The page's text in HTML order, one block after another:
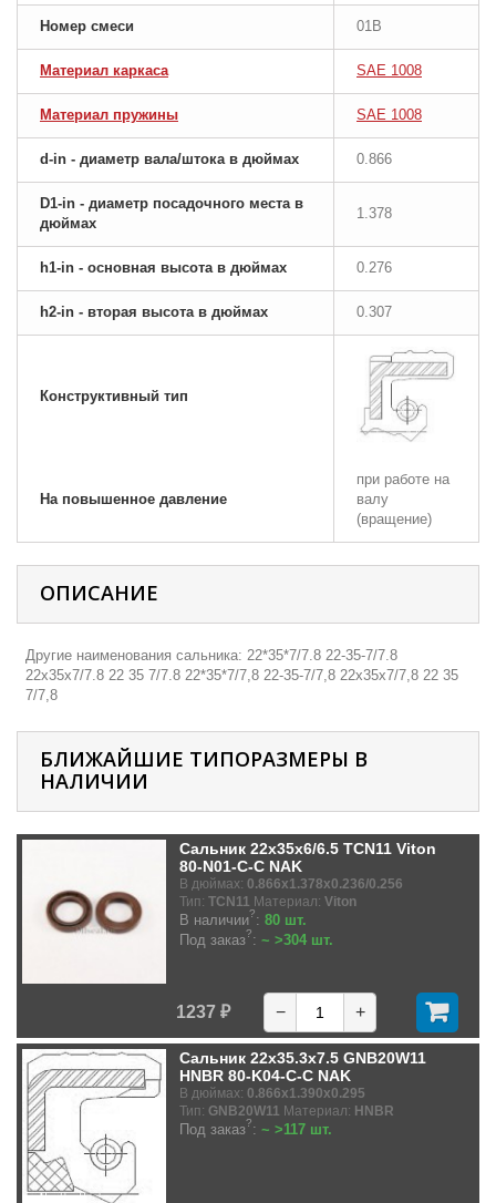
Номер смеси 01B
Материал каркаса SAE 1008
Материал пружины SAE 1008
d-in - диаметр вала/штока в дюймах 0.866
D1-in - диаметр посадочного места в
дюймах
1.378
h1-in - основная высота в дюймах 0.276
h2-in - вторая высота в дюймах 0.307
Конструктивный тип
На повышенное давление
при работе на
валу
(вращение)
ОПИСАНИЕ
Другие наименования сальника: 22*35*7/7.8 22-35-7/7.8
22х35х7/7.8 22 35 7/7.8 22*35*7/7,8 22-35-7/7,8 22х35х7/7,8 22 35
7/7,8
БЛИЖАЙШИЕ ТИПОРАЗМЕРЫ В
НАЛИЧИИ
Сальник 22x35x6/6.5 TCN11 Viton
80-N01-C-C NAK
В дюймах: 0.866x1.378x0.236/0.256
Тип: TCN11 Материал: Viton
В наличии?: 80 шт.
Под заказ?: ~ >304 шт.
1237 ₽ − +
Сальник 22x35.3x7.5 GNB20W11
HNBR 80-K04-C-C NAK
В дюймах: 0.866x1.390x0.295
Тип: GNB20W11 Материал: HNBR
Под заказ?: ~ >117 шт.